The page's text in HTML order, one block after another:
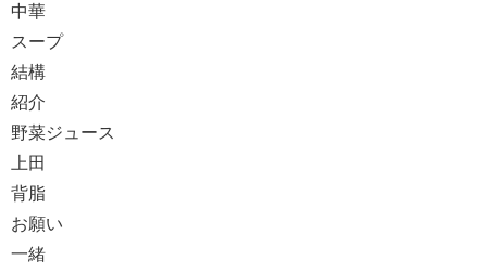
中華
スープ
結構
紹介
野菜ジュース
上田
背脂
お願い
一緒